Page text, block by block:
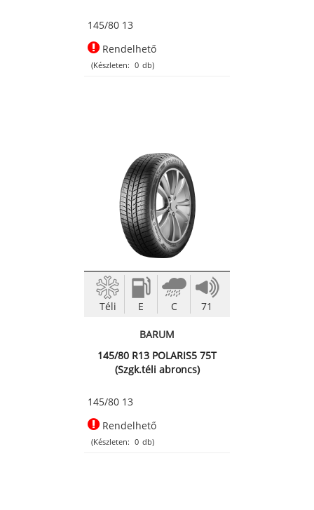
145/80 13
Rendelhető
(Készleten: 0 db)
Téli E C 71
BARUM
145/80 R13 POLARIS5 75T
(Szgk.téli abroncs)
145/80 13
Rendelhető
(Készleten: 0 db)